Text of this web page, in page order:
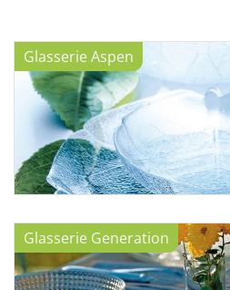
Berufsbekleidung
Küche
Küchentechnik
Küchenmöbel
Glasserie Aspen
Glasserie Generation